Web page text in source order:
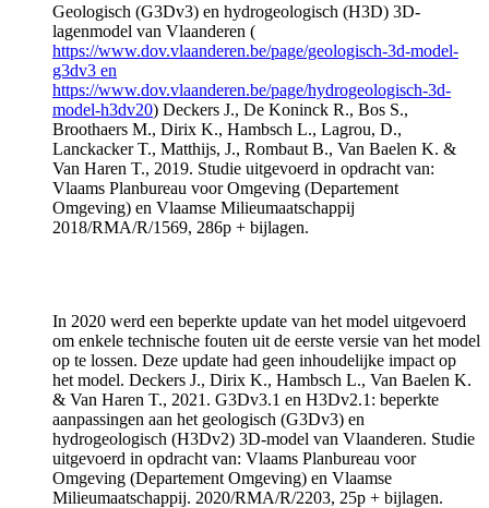
Geologisch (G3Dv3) en hydrogeologisch (H3D) 3D-
lagenmodel van Vlaanderen (
https://www.dov.vlaanderen.be/page/geologisch-3d-model-
g3dv3 en
https://www.dov.vlaanderen.be/page/hydrogeologisch-3d-
model-h3dv20) Deckers J., De Koninck R., Bos S.,
Broothaers M., Dirix K., Hambsch L., Lagrou, D.,
Lanckacker T., Matthijs, J., Rombaut B., Van Baelen K. &
Van Haren T., 2019. Studie uitgevoerd in opdracht van:
Vlaams Planbureau voor Omgeving (Departement
Omgeving) en Vlaamse Milieumaatschappij
2018/RMA/R/1569, 286p + bijlagen.
In 2020 werd een beperkte update van het model uitgevoerd
om enkele technische fouten uit de eerste versie van het model
op te lossen. Deze update had geen inhoudelijke impact op
het model. Deckers J., Dirix K., Hambsch L., Van Baelen K.
& Van Haren T., 2021. G3Dv3.1 en H3Dv2.1: beperkte
aanpassingen aan het geologisch (G3Dv3) en
hydrogeologisch (H3Dv2) 3D-model van Vlaanderen. Studie
uitgevoerd in opdracht van: Vlaams Planbureau voor
Omgeving (Departement Omgeving) en Vlaamse
Milieumaatschappij. 2020/RMA/R/2203, 25p + bijlagen.